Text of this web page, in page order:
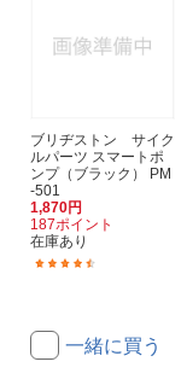
ブリヂストン サイク
ルパーツ スマートポ
ンプ（ブラック） PM
-501
1,870円
187ポイント
在庫あり
一緒に買う